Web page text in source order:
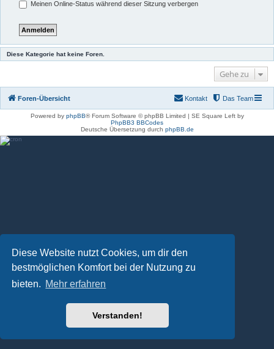
Diese Website nutzt Cookies, um dir den
bestmöglichen Komfort bei der Nutzung zu
bieten. Mehr erfahren
Verstanden!
Meinen Online-Status während dieser Sitzung verbergen
Diese Kategorie hat keine Foren.
Gehe zu
Foren-Übersicht Das Team
Kontakt
Powered by phpBB® Forum Software © phpBB Limited | SE Square Left by
PhpBB3 BBCodes
Deutsche Übersetzung durch phpBB.de